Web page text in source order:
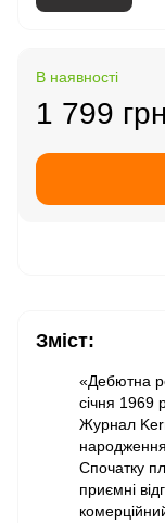
В наявності
1 799 грн
Зміст:
«Дебютна
січня 1969
Журнал
Спочатку
приємні